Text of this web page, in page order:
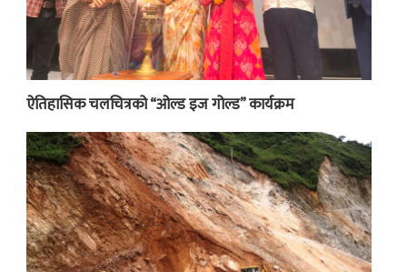
ऐतिहासिक चलचित्रको “ओल्ड इज गोल्ड” कार्यक्रम